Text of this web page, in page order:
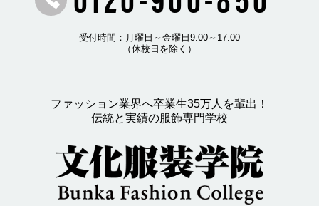
受付時間：月曜日～金曜日9:00～17:00
（休校日を除く）
ファッション業界へ卒業生35万人を輩出！
伝統と実績の服飾専門学校